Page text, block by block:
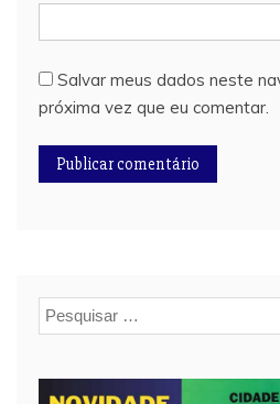
Salvar meus dados neste
próxima vez que eu comentar.
Pesquisar
por: